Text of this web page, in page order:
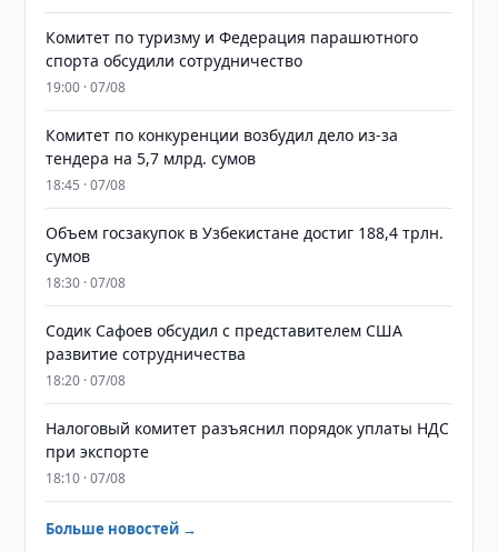
Комитет по туризму и Федерация парашютного
спорта обсудили сотрудничество
19:00 · 07/08
Комитет по конкуренции возбудил дело из-за
тендера на 5,7 млрд. сумов
18:45 · 07/08
​​​​​​​Объем госзакупок в Узбекистане достиг 188,4 трлн.
сумов
18:30 · 07/08
Содик Сафоев обсудил с представителем США
развитие сотрудничества
18:20 · 07/08
Налоговый комитет разъяснил порядок уплаты НДС
при экспорте
18:10 · 07/08
Больше новостей →